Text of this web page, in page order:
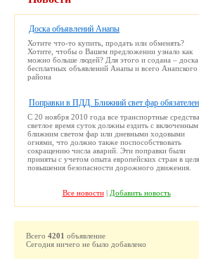
Доска объявлений Анапы
Хотите что-то купить, продать или обменять?
Хотите, чтобы о Вашем предложении узнало как
можно больше людей? Для этого и содана – доска
бесплатных объявлений Анапы и всего Анапского
района
Поправки в ПДД. Ближний свет фар
С 20 ноября 2010 года все транспортные
светлое время суток должны ездить с включенным
ближним светом фар или дневными ходовыми
огнями, что должно также поспособствовать
сокращению числа аварий. Эти поправки были
приняты с учетом опыта европейских стран в
повышения безопасности дорожного движения.
Все новости| Добавить новость
Всего 4201 объявление
Сегодня ничего не было добавлено